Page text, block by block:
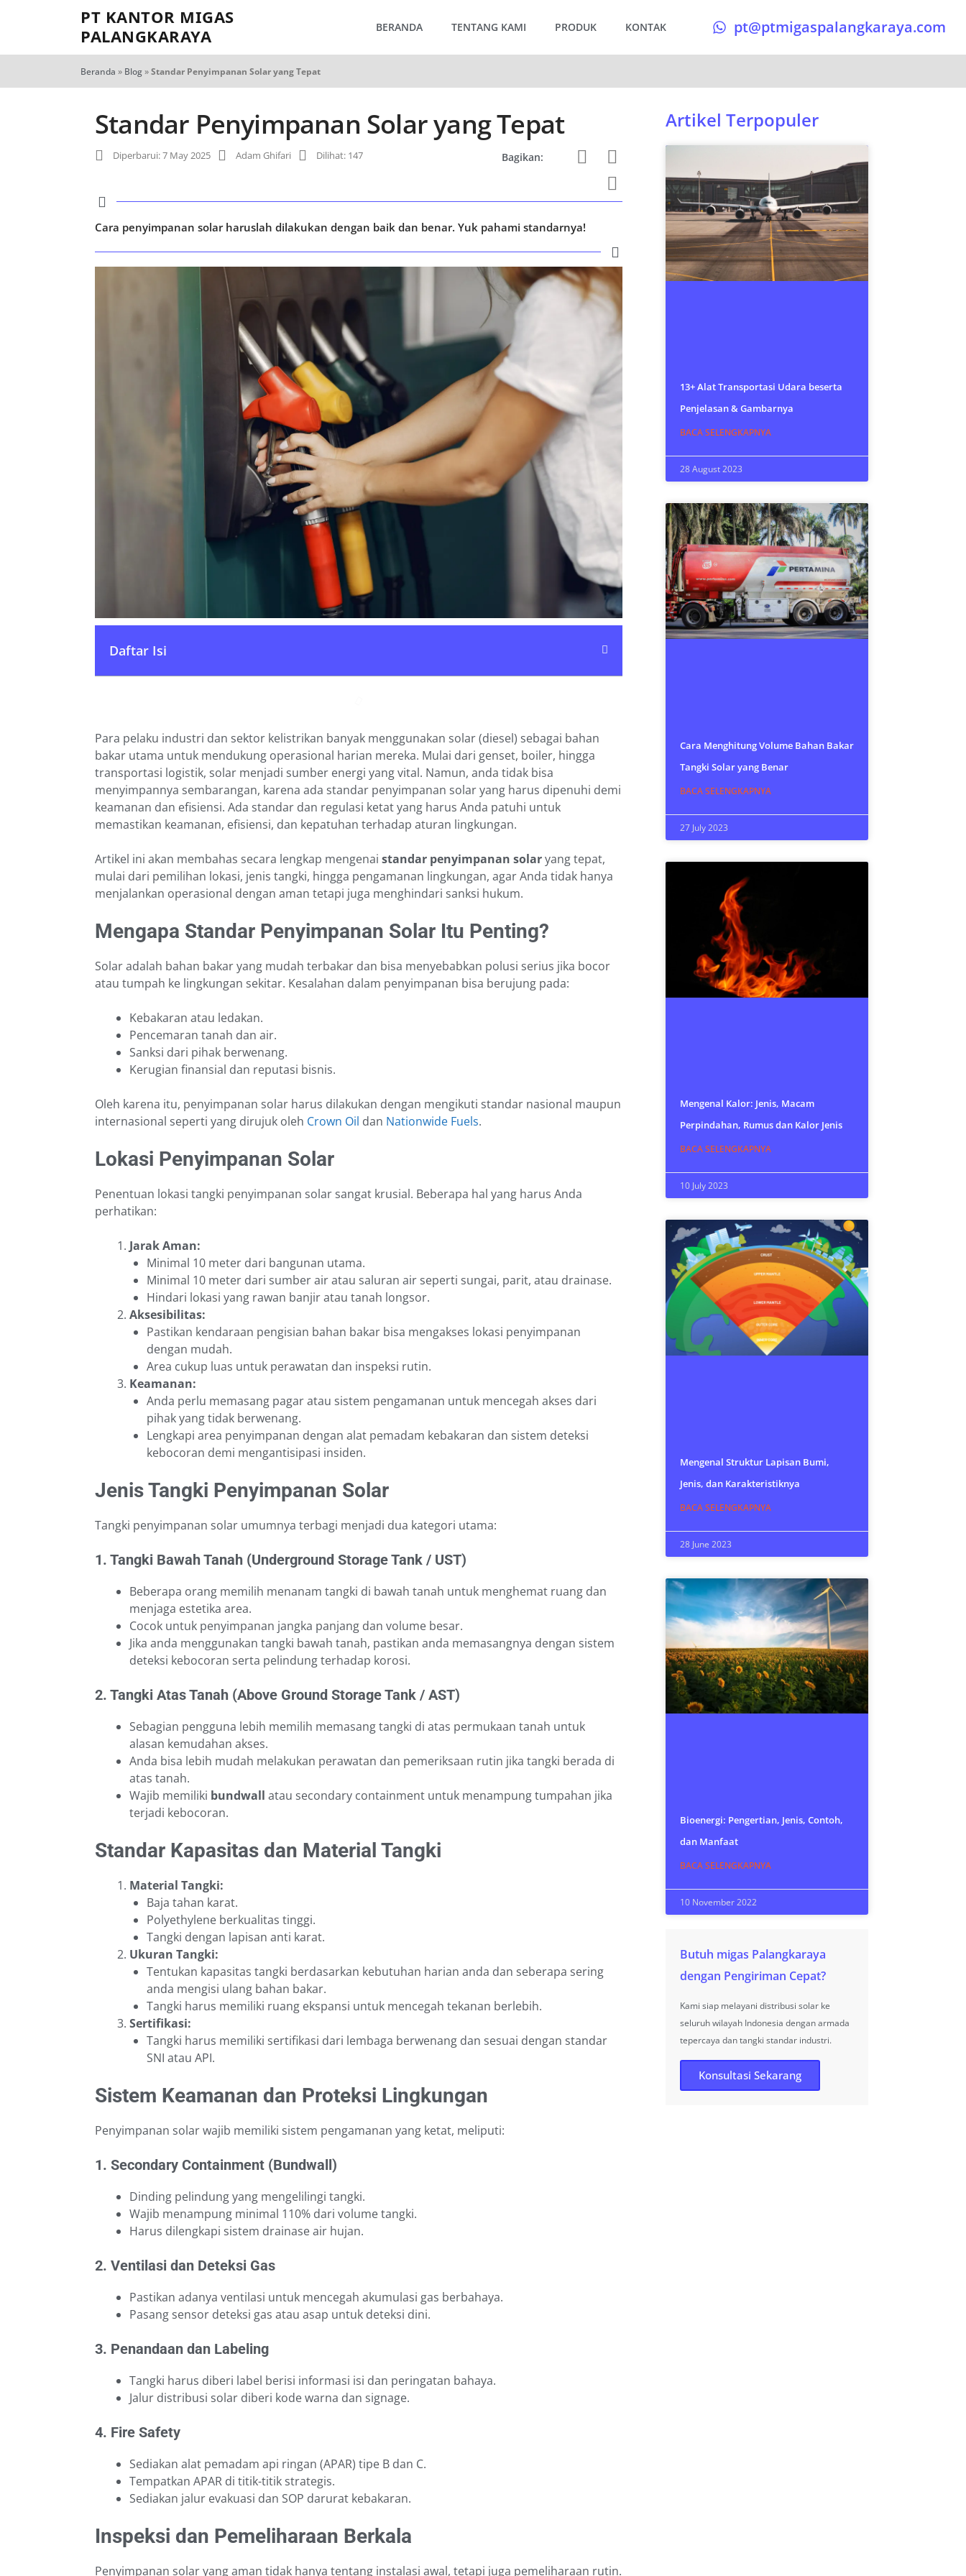
PT KANTOR MIGAS
PALANGKARAYA
BERANDA TENTANG KAMI PRODUK KONTAK pt@ptmigaspalangkaraya.com
Beranda » Blog»Standar Penyimpanan Solar yang Tepat
Standar Penyimpanan Solar yang Tepat
Diperbarui: 7 May 2025 Adam Ghifari Dilihat: 147 Bagikan:
Cara penyimpanan solar haruslah dilakukan dengan baik dan benar. Yuk pahami standarnya!
Daftar Isi
Para pelaku industri dan sektor kelistrikan banyak menggunakan solar (diesel) sebagai bahan
bakar utama untuk mendukung operasional harian mereka. Mulai dari genset, boiler, hingga
transportasi logistik, solar menjadi sumber energi yang vital. Namun, anda tidak bisa
menyimpannya sembarangan, karena ada standar penyimpanan solar yang harus dipenuhi demi
keamanan dan efisiensi. Ada standar dan regulasi ketat yang harus Anda patuhi untuk
memastikan keamanan, efisiensi, dan kepatuhan terhadap aturan lingkungan.
Artikel ini akan membahas secara lengkap mengenai standar penyimpanan solaryang tepat,
mulai dari pemilihan lokasi, jenis tangki, hingga pengamanan lingkungan, agar Anda tidak hanya
menjalankan operasional dengan aman tetapi juga menghindari sanksi hukum.
Mengapa Standar Penyimpanan Solar Itu Penting?
Solar adalah bahan bakar yang mudah terbakar dan bisa menyebabkan polusi serius jika bocor
atau tumpah ke lingkungan sekitar. Kesalahan dalam penyimpanan bisa berujung pada:
Kebakaran atau ledakan.
Pencemaran tanah dan air.
Sanksi dari pihak berwenang.
Kerugian finansial dan reputasi bisnis.
Oleh karena itu, penyimpanan solar harus dilakukan dengan mengikuti standar nasional maupun
internasional seperti yang dirujuk oleh Crown Oil dan Nationwide Fuels.
Lokasi Penyimpanan Solar
Penentuan lokasi tangki penyimpanan solar sangat krusial. Beberapa hal yang harus Anda
perhatikan:
Jarak Aman:
Minimal 10 meter dari bangunan utama.
Minimal 10 meter dari sumber air atau saluran air seperti sungai, parit, atau drainase.
Hindari lokasi yang rawan banjir atau tanah longsor.
Aksesibilitas:
Pastikan kendaraan pengisian bahan bakar bisa mengakses lokasi penyimpanan
dengan mudah.
Area cukup luas untuk perawatan dan inspeksi rutin.
Keamanan:
Anda perlu memasang pagar atau sistem pengamanan untuk mencegah akses dari
pihak yang tidak berwenang.
Lengkapi area penyimpanan dengan alat pemadam kebakaran dan sistem deteksi
kebocoran demi mengantisipasi insiden.
Jenis Tangki Penyimpanan Solar
Tangki penyimpanan solar umumnya terbagi menjadi dua kategori utama:
1. Tangki Bawah Tanah (Underground Storage Tank / UST)
Beberapa orang memilih menanam tangki di bawah tanah untuk menghemat ruang dan
menjaga estetika area.
Cocok untuk penyimpanan jangka panjang dan volume besar.
Jika anda menggunakan tangki bawah tanah, pastikan anda memasangnya dengan sistem
deteksi kebocoran serta pelindung terhadap korosi.
2. Tangki Atas Tanah (Above Ground Storage Tank / AST)
Sebagian pengguna lebih memilih memasang tangki di atas permukaan tanah untuk
alasan kemudahan akses.
Anda bisa lebih mudah melakukan perawatan dan pemeriksaan rutin jika tangki berada di
atas tanah.
Wajib memiliki bundwall atau secondary containment untuk menampung tumpahan jika
terjadi kebocoran.
Standar Kapasitas dan Material Tangki
Material Tangki:
Baja tahan karat.
Polyethylene berkualitas tinggi.
Tangki dengan lapisan anti karat.
Ukuran Tangki:
Tentukan kapasitas tangki berdasarkan kebutuhan harian anda dan seberapa sering
anda mengisi ulang bahan bakar.
Tangki harus memiliki ruang ekspansi untuk mencegah tekanan berlebih.
Sertifikasi:
Tangki harus memiliki sertifikasi dari lembaga berwenang dan sesuai dengan standar
SNI atau API.
Sistem Keamanan dan Proteksi Lingkungan
Penyimpanan solar wajib memiliki sistem pengamanan yang ketat, meliputi:
1. Secondary Containment (Bundwall)
Dinding pelindung yang mengelilingi tangki.
Wajib menampung minimal 110% dari volume tangki.
Harus dilengkapi sistem drainase air hujan.
2. Ventilasi dan Deteksi Gas
Pastikan adanya ventilasi untuk mencegah akumulasi gas berbahaya.
Pasang sensor deteksi gas atau asap untuk deteksi dini.
3. Penandaan dan Labeling
Tangki harus diberi label berisi informasi isi dan peringatan bahaya.
Jalur distribusi solar diberi kode warna dan signage.
4. Fire Safety
Sediakan alat pemadam api ringan (APAR) tipe B dan C.
Tempatkan APAR di titik-titik strategis.
Sediakan jalur evakuasi dan SOP darurat kebakaran.
Inspeksi dan Pemeliharaan Berkala
Penyimpanan solar yang aman tidak hanya tentang instalasi awal, tetapi juga pemeliharaan rutin.
Artikel Terpopuler
13+ Alat Transportasi Udara beserta
Penjelasan & Gambarnya
BACA SELENGKAPNYA
28 August 2023
Cara Menghitung Volume Bahan Bakar
Tangki Solar yang Benar
BACA SELENGKAPNYA
27 July 2023
Mengenal Kalor: Jenis, Macam
Perpindahan, Rumus dan Kalor Jenis
BACA SELENGKAPNYA
10 July 2023
Mengenal Struktur Lapisan Bumi,
Jenis, dan Karakteristiknya
BACA SELENGKAPNYA
28 June 2023
Bioenergi: Pengertian, Jenis, Contoh,
dan Manfaat
BACA SELENGKAPNYA
10 November 2022
Butuh migas Palangkaraya
dengan Pengiriman Cepat?
Kami siap melayani distribusi solar ke
seluruh wilayah Indonesia dengan armada
tepercaya dan tangki standar industri.
Konsultasi Sekarang